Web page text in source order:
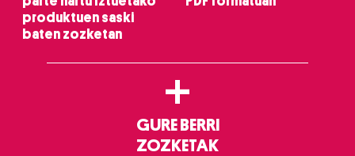
produktuen saski
baten zozketan
+
GURE BERRI
ZOZKETAK